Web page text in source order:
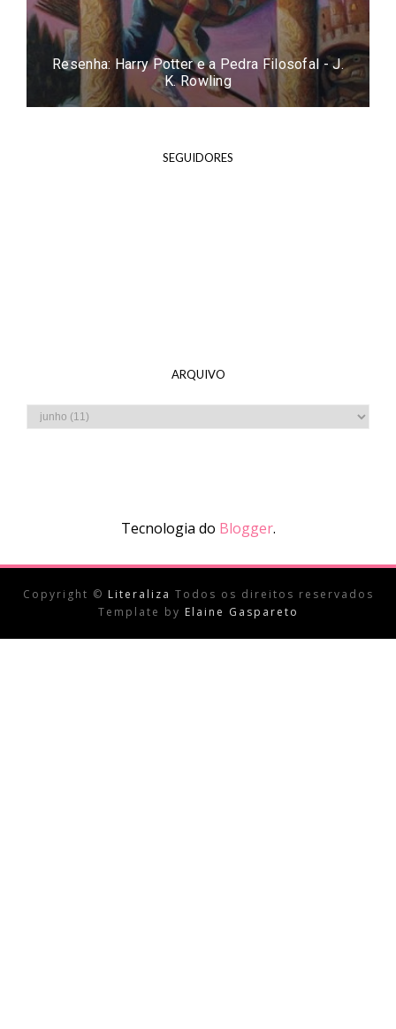
Resenha: Harry Potter e a Pedra Filosofal - J.
K. Rowling
SEGUIDORES
ARQUIVO
Tecnologia do Blogger.
Copyright © Literaliza Todos os direitos reservados
Template by Elaine Gaspareto